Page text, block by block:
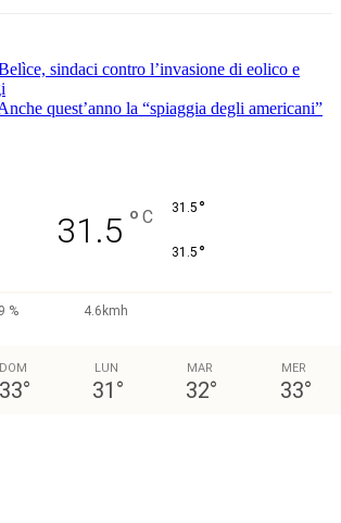
sindaci contro l’invasione di eolico e
quest’anno la “spiaggia degli americani”
31.5 ° C 31.5 °
31.5 °
%
4.6kmh
DOM
33°
LUN
31 °
MAR
32°
MER
33°